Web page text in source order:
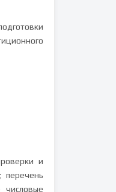
и
перечень
числовые